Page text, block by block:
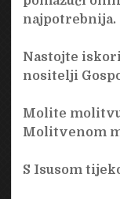
najpotrebnija.
Nastojte
nositelji
Molite
Molitvenom
S Isusom